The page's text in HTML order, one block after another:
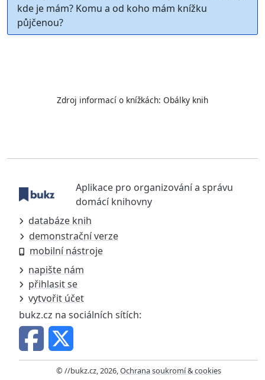
kde je mám? Komu a od koho mám knížku
půjčenou?
Zdroj informací o knížkách: Obálky knih
Aplikace pro organizování a správu
domácí knihovny
databáze knih
demonstrační verze
mobilní nástroje
napište nám
přihlasit se
vytvořit účet
bukz.cz na sociálních sítích:
© //bukz.cz, 2026,Ochrana soukromí & cookies